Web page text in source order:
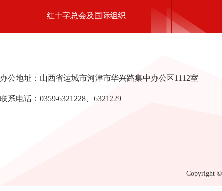
红十字总会及国际组织
办公地址：山西省运城市河津市华兴路集中办公区1112室
联系电话：0359-6321228、6321229
Copyright